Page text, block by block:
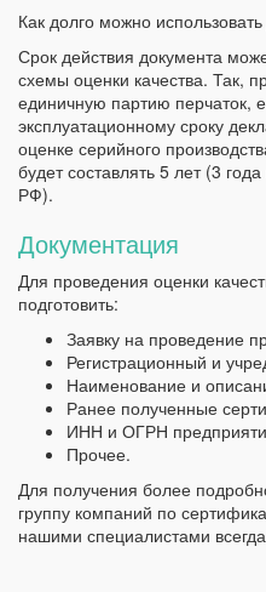
Как долго можно
Срок действия документа
схемы оценки качества. Так,
единичную партию перчаток,
эксплуатационному сроку
оценке серийного
будет составлять 5 лет (3
РФ).
Документация
Для проведения оценки
подготовить:
Заявку на проведение
Регистрационный и
Наименование и
Ранее полученные
ИНН и ОГРН
Прочее.
Для получения более
группу компаний по
нашими специалистами